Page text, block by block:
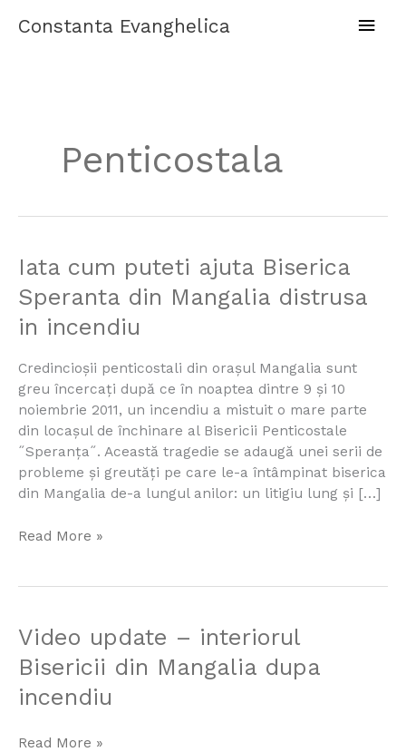
Constanta Evanghelica
Main
Penticostala
Iata cum puteti ajuta Biserica
Speranta din Mangalia distrusa
in incendiu
Credincioșii penticostali din orașul Mangalia sunt
greu încercați după ce în noaptea dintre 9 și 10
noiembrie 2011, un incendiu a mistuit o mare parte
din locașul de închinare al Bisericii Penticostale
˝Speranța˝. Această tragedie se adaugă unei serii de
probleme și greutăți pe care le-a întâmpinat biserica
din Mangalia de-a lungul anilor: un litigiu lung și […]
Iata
puteti
ajuta
Speranta
din
Mangalia
distrusa
in
incendiu
Read More »
Video update – interiorul
Bisericii din Mangalia dupa
incendiu
Video
–
interiorul
din
Read More »